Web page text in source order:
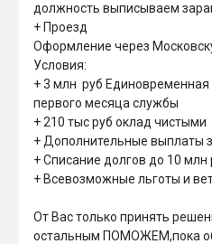
должность выписываем
+ Проезд
Оформление через
Условия:
+ 3 млн  руб
первого месяца службы
+ 210 тыс руб оклад чистыми
+ Дополнительные выплаты
+ Списание долгов до 10 млн
+ Всевозможные льготы и
От Вас только принять
остальным ПОМОЖЕМ,пока